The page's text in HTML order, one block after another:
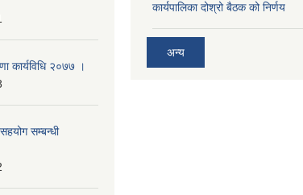
कार्यविधि २०७७ ।
सम्बन्धी
कार्यपालिका दोश्रो बैठक को निर्णय
अन्य